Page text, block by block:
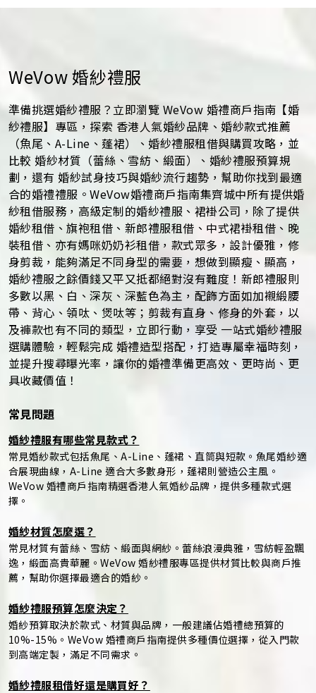
WeVow 婚紗禮服
準備挑選婚紗禮服？立即瀏覽 WeVow 婚禮商戶指南【婚
紗禮服】專區，探索 香港人氣婚紗品牌、婚紗款式推薦
（魚尾、A-Line、蓬裙）、婚紗禮服租借與購買攻略，並
比較 婚紗材質（蕾絲、雪紡、緞面）、婚紗禮服預算規
劃，還有 婚紗試身技巧與婚紗流行趨勢，幫助你找到最適
合的婚禮禮服。WeVow婚禮商戶指南集齊城中所有提供婚
紗租借服務，高級定制的婚紗禮服、裙褂公司，除了提供
婚紗租借、旗袍租借、新郎禮服租借、中式裙褂租借、晚
裝租借、亦有媽咪奶奶衫租借，款式眾多，設計優雅，修
身剪裁，能夠滿足不同身型的需要，想做到顯瘦、顯高，
婚紗禮服之餘價錢又平又抵都絕對沒有難度！新郎禮服則
多數以黑、白、深灰、深藍色為主，配飾方面如加襯緞腰
帶、背心、領呔、煲呔等；剪裁有直身、修身的外套，以
及褲款也有不同的類型，立即行動，享受 一站式婚紗禮服
選購體驗，輕鬆完成 婚禮造型搭配，打造專屬幸福時刻，
並提升搜尋曝光率，讓你的婚禮準備更高效、更時尚、更
具收藏價值！
常見問題
婚紗禮服有哪些常見款式？
常見婚紗款式包括魚尾、A-Line、蓬裙、直筒與短款。魚尾婚紗適
合展現曲線，A-Line 適合大多數身形，蓬裙則營造公主風。
WeVow 婚禮商戶指南精選香港人氣婚紗品牌，提供多種款式選
擇。
婚紗材質怎麼選？
常見材質有蕾絲、雪紡、緞面與網紗。蕾絲浪漫典雅，雪紡輕盈飄
逸，緞面高貴華麗。WeVow 婚紗禮服專區提供材質比較與商戶推
薦，幫助你選擇最適合的婚紗。
婚紗禮服預算怎麼決定？
婚紗預算取決於款式、材質與品牌，一般建議佔婚禮總預算的
10%-15%。WeVow 婚禮商戶指南提供多種價位選擇，從入門款
到高端定製，滿足不同需求。
婚紗禮服租借好還是購買好？